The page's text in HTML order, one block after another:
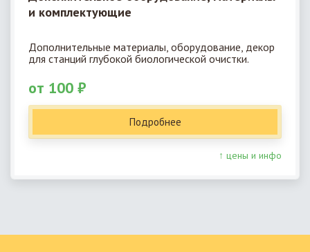
и комплектующие
Дополнительные материалы, оборудование, декор
для станций глубокой биологической очистки.
от 100 ₽
Подробнее
↑ цены и инфо